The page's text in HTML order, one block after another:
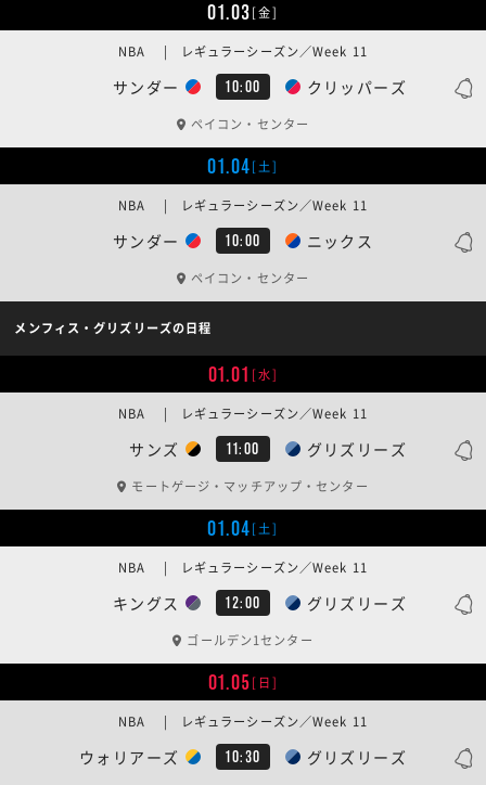
01.03[金]
サンダー 10:00 クリッパーズ
NBA | レギュラーシーズン／Week 11
ペイコン・センター
01.04[土]
サンダー 10:00 ニックス
NBA | レギュラーシーズン／Week 11
ペイコン・センター
メンフィス・グリズリーズの日程
01.01 [水]
サンズ 11:00 グリズリーズ
NBA | レギュラーシーズン／Week 11
モートゲージ・マッチアップ・センター
01.04[土]
キングス 12:00 グリズリーズ
NBA | レギュラーシーズン／Week 11
ゴールデン1センター
01.05[日]
ウォリアーズ 10:30 グリズリーズ
NBA | レギュラーシーズン／Week 11